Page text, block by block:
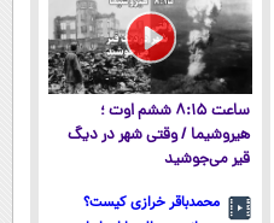
ساعت ۸:۱۵ ششم اوت ؛
هیروشیما / وقتی شهر در دیگ
قیر می‌جوشید
محمدباقر خرازی کیست؟